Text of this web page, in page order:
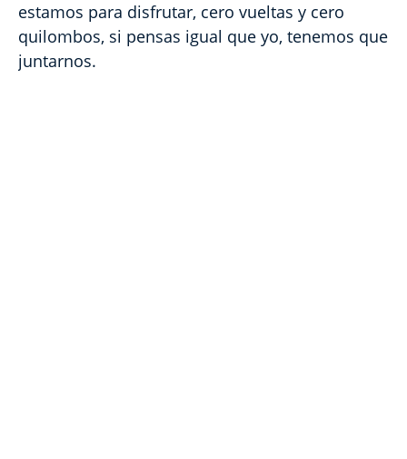
estamos para disfrutar, cero vueltas y cero
quilombos, si pensas igual que yo, tenemos que
juntarnos.